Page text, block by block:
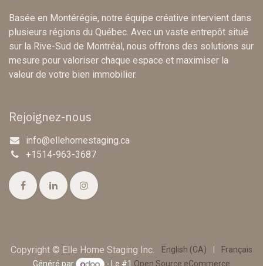
Basée en Montérégie, notre équipe créative intervient dans
plusieurs régions du Québec. Avec un vaste entrepôt situé
sur la Rive-Sud de Montréal, nous offrons des solutions sur
mesure pour valoriser chaque espace et maximiser la
valeur de votre bien immobilier.
Rejoignez-nous
info@ellehomestaging.ca
+1514-963-3687
Copyright © Elle Home Staging Inc. English (CA)
Français
Généré par
- Le #1 Open Source eCommerce